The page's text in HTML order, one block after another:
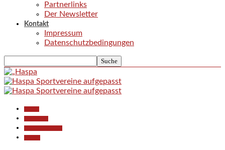
Partnerlinks
Der Newsletter
Kontakt
Impressum
Datenschutzbedingungen